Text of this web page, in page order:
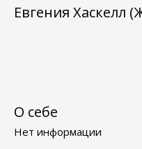
Евгения Хаскелл
О себе
Нет информации